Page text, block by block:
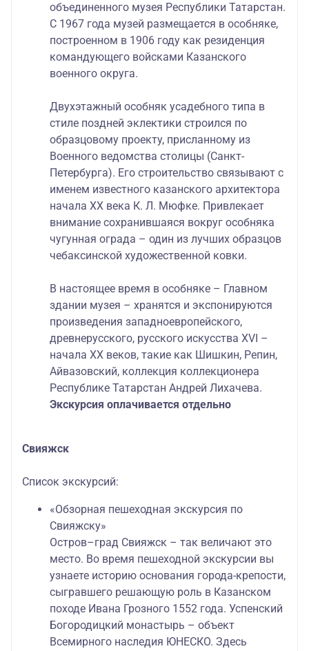
объединенного музея Республики Татарстан.
С 1967 года музей размещается в особняке,
построенном в 1906 году как резиденция
командующего войсками Казанского
военного округа.
Двухэтажный особняк усадебного типа в
стиле поздней эклектики строился по
образцовому проекту, присланному из
Военного ведомства столицы (Санкт-
Петербурга). Его строительство связывают с
именем известного казанского архитектора
начала XX века К. Л. Мюфке. Привлекает
внимание сохранившаяся вокруг особняка
чугунная ограда – один из лучших образцов
чебаксинской художественной ковки.
В настоящее время в особняке – Главном
здании музея – хранятся и экспонируются
произведения западноевропейского,
древнерусского, русского искусства XVI –
начала ХХ веков, такие как Шишкин, Репин,
Айвазовский, коллекция коллекционера
Республике Татарстан Андрей Лихачева.
Экскурсия оплачивается отдельно
Свияжск
Список экскурсий:
«Обзорная пешеходная экскурсия по
Свияжску»
Остров–град Свияжск – так величают это
место. Во время пешеходной экскурсии вы
узнаете историю основания города-крепости,
сыгравшего решающую роль в Казанском
походе Ивана Грозного 1552 года. Успенский
Богородицкий монастырь – объект
Всемирного наследия ЮНЕСКО. Здесь